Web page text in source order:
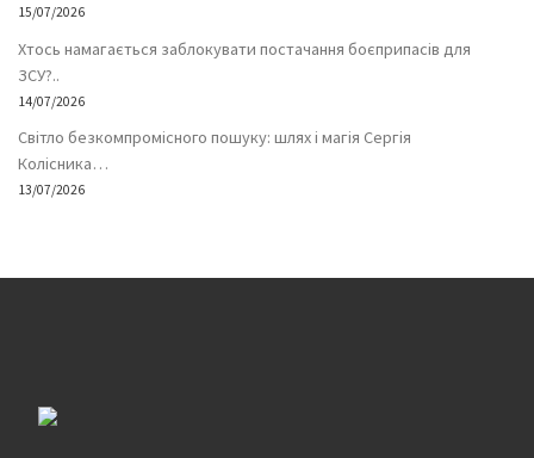
15/07/2026
Хтось намагається заблокувати постачання боєприпасів для
ЗСУ?..
14/07/2026
Світло безкомпромісного пошуку: шлях і магія Сергія
Колісника…
13/07/2026